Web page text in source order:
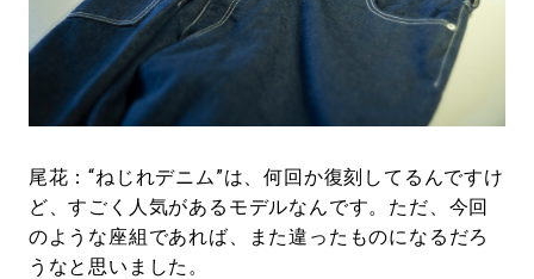
尾花：“ねじれデニム”は、何回か復刻してるんですけ
ど、すごく人気があるモデルなんです。ただ、今回
のような座組であれば、また違ったものになるだろ
うなと思いました。